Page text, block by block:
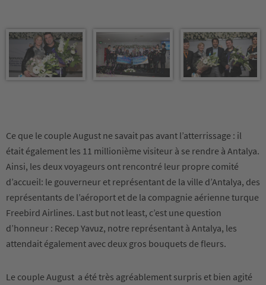
Ce que le couple August ne savait pas avant l’atterrissage : il
était également les 11 millionième visiteur à se rendre à Antalya.
Ainsi, les deux voyageurs ont rencontré leur propre comité
d’accueil: le gouverneur et représentant de la ville d’Antalya, des
représentants de l’aéroport et de la compagnie aérienne turque
Freebird Airlines. Last but not least, c’est une question
d’honneur : Recep Yavuz, notre représentant à Antalya, les
attendait également avec deux gros bouquets de fleurs.
Le couple August a été très agréablement surpris et bien agité